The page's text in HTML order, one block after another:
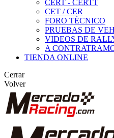
CERT - CERTT
CET / CER
FORO TÉCNICO
PRUEBAS DE
VIDEOS DE
A
TIENDA ONLINE
Cerrar
Volver